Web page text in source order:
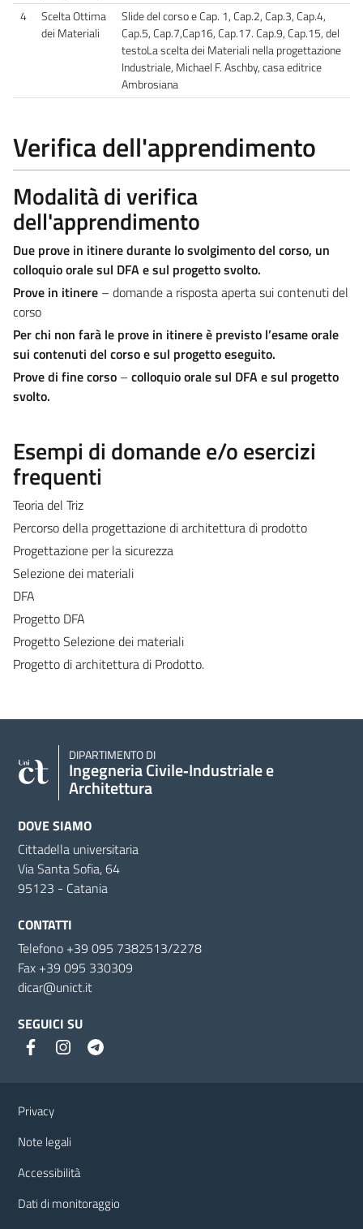
4
Scelta Ottima
dei Materiali
Slide del corso e Cap. 1, Cap.2, Cap.3, Cap.4,
Cap.5, Cap.7,Cap16, Cap.17. Cap.9, Cap.15, del
testoLa scelta dei Materiali nella progettazione
Industriale, Michael F. Aschby, casa editrice
Ambrosiana
Verifica dell'apprendimento
Modalità di verifica
dell'apprendimento
Due prove in itinere durante lo svolgimento del corso, un
colloquio orale sul DFA e sul progetto svolto.
Prove in itinere – domande a risposta aperta sui contenuti del
corso
Per chi non farà le prove in itinere è previsto l’esame orale
sui contenuti del corso e sul progetto eseguito.
Prove di fine corso – colloquio orale sul DFA e sul progetto
svolto.
Esempi di domande e/o esercizi
frequenti
Teoria del Triz
Percorso della progettazione di architettura di prodotto
Progettazione per la sicurezza
Selezione dei materiali
DFA
Progetto DFA
Progetto Selezione dei materiali
Progetto di architettura di Prodotto.
DIPARTIMENTO DI
Ingegneria Civile‑Industriale e
Architettura
DOVE SIAMO
Cittadella universitaria
Via Santa Sofia, 64
95123 - Catania
CONTATTI
Telefono +39 095 7382513/2278
Fax +39 095 330309
dicar@unict.it
SEGUICI SU
Privacy
Note legali
Accessibilità
Dati di monitoraggio